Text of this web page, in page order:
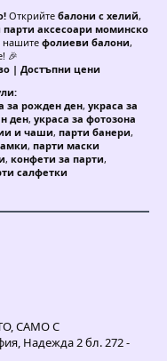
Открийте балони с хелий,
парти аксесоари моминско
нашитефолиеви балони,
🎉
| Достъпни цени
за рожден ден, украса за
ден, украса за фотозона
и чаши, парти банери,
, парти маски
, конфети за парти,
салфетки
САМО С
Надежда 2 бл. 272 -